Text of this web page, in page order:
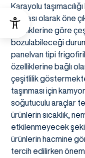
Karayolu
parçası olarak öne
özelliklerine göre
bozulabileceği
panelvan tipi
özelliklerine bağlı
çeşitlilik
taşınması için
soğutuculu araçlar
ürünlerin sıcaklık,
etkilenmeyecek
ürünlerin hacmine
tercih edilirken